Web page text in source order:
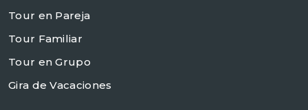
Tour en Pareja
Tour Familiar
Tour en Grupo
Gira de Vacaciones